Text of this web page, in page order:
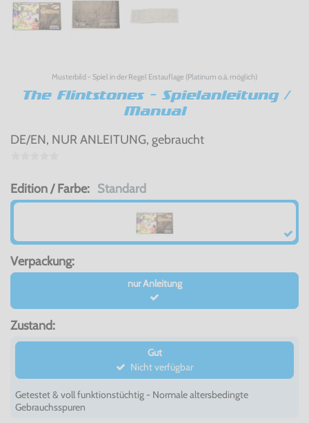
Musterbild - Spiel in der Regel Erstauflage (Platinum o.ä. möglich)
The Flintstones - Spielanleitung /
Manual
DE/EN, NUR ANLEITUNG, gebraucht
Edition / Farbe: Standard
Verpackung:
nur Anleitung
Zustand:
Gut
Nicht verfügbar
Getestet & voll funktionstüchtig - Normale altersbedingte
Gebrauchsspuren